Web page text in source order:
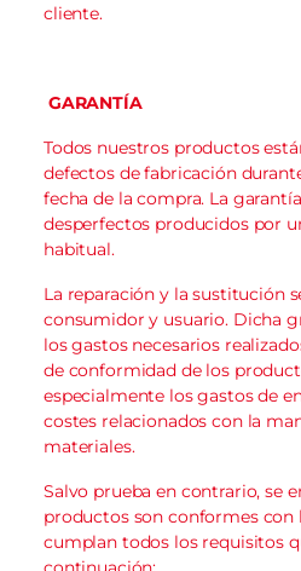
cliente.
GARANTÍA
Todos nuestros productos
defectos de fabricación
fecha de la compra. La
desperfectos producidos por
habitual.
La reparación y la sustitución
consumidor y usuario. Dicha
los gastos necesarios
de conformidad de los
especialmente los gastos de
costes relacionados con la
materiales.
Salvo prueba en contrario, se
productos son conformes con
cumplan todos los requisitos